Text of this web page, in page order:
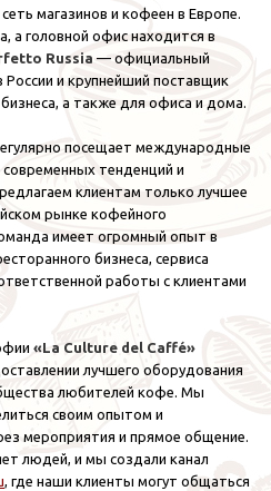
магазинов и кофеен в Европе.
а головной офис находится в
Russia — официальный
и крупнейший поставщик
а также для офиса и дома.
посещает международные
тенденций и
клиентам только лучшее
рынке кофейного
имеет огромный опыт в
бизнеса, сервиса
работы с клиентами
«La Culture del Caffé»
лучшего оборудования
любителей кофе. Мы
своим опытом и
мероприятия и прямое общение.
людей, и мы создали канал
, где наши клиенты могут общаться